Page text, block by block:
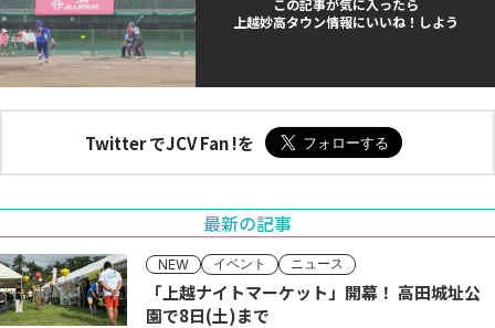
この記事が気に入ったら
上越妙高タウン情報にいいね！しよう
Twitter でJCV Fan !を
最新の記事
NEW イベント ニュース
「上越ナイトマーケット」開幕！ 高田城址公
園で8日(土)まで